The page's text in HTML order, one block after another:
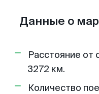
Данные о
Расстояние от
3272 км.
Количество